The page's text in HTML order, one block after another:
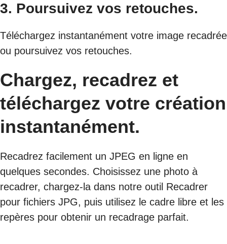
3. Poursuivez vos retouches.
Téléchargez instantanément votre image recadrée
ou poursuivez vos retouches.
Chargez, recadrez et
téléchargez votre création
instantanément.
Recadrez facilement un JPEG en ligne en
quelques secondes. Choisissez une photo à
recadrer, chargez-la dans notre outil Recadrer
pour fichiers JPG, puis utilisez le cadre libre et les
repères pour obtenir un recadrage parfait.